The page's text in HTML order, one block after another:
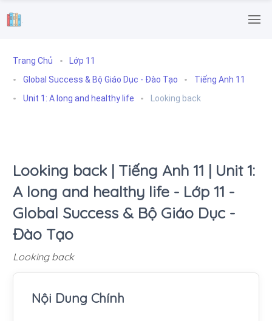
.
Trang Chủ
Lớp 11
Global Success & Bộ Giáo Dục - Đào Tạo
Tiếng Anh 11
Unit 1: A long and healthy life
Looking back
Looking back | Tiếng Anh 11 | Unit 1:
A long and healthy life - Lớp 11 -
Global Success & Bộ Giáo Dục -
Đào Tạo
Looking back
Nội Dung Chính